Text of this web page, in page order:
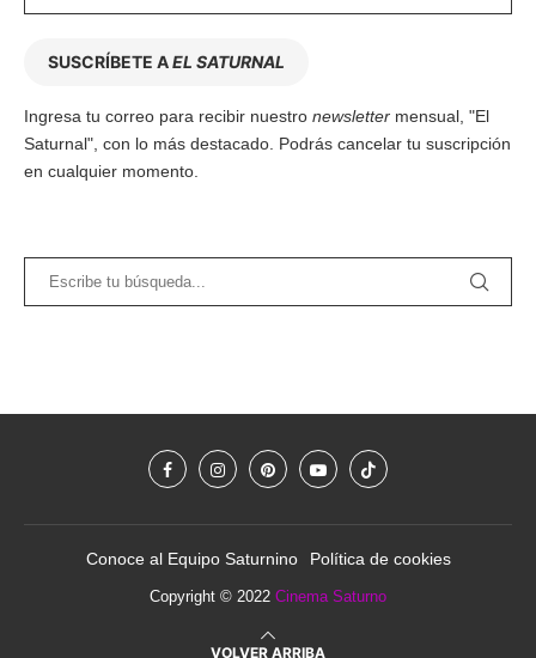
SUSCRÍBETE AEL SATURNAL
Ingresa tu correo para recibir nuestro newsletter mensual, "El
Saturnal", con lo más destacado. Podrás cancelar tu suscripción
en cualquier momento.
Conoce al Equipo Saturnino Política de cookies
Copyright © 2022 Cinema Saturno
VOLVER ARRIBA